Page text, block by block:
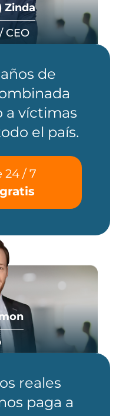
Zinda
CEO
de
a víctimas
el país.
24 / 7
reales
paga a